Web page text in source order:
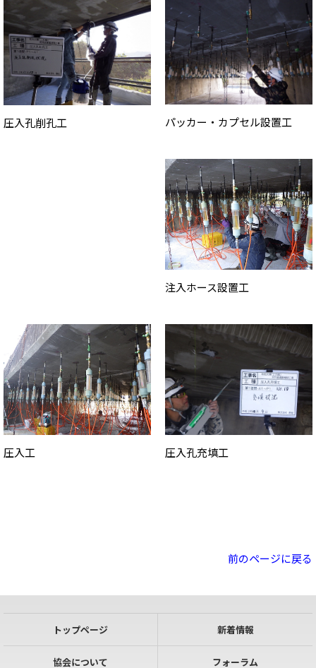
圧入孔削孔工 パッカー・カプセル設置工
注入ホース設置工
圧入工 圧入孔充填工
前のページに戻る
トップページ 新着情報
協会について フォーラム